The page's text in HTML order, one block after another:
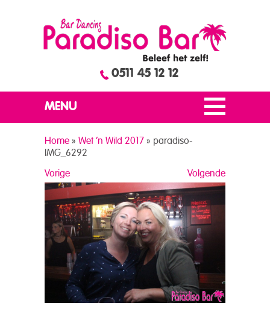
0511 45 12 12
MENU
Home » Wet ’n Wild 2017 » paradiso-
IMG_6292
Volgende
Vorige